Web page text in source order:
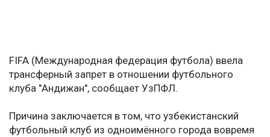
FIFA (Международная федерация футбола) ввела
трансферный запрет в отношении футбольного
клуба "Андижан", сообщает УзПФЛ.
Причина заключается в том, что узбекистанский
футбольный клуб из одноимённого города вовремя